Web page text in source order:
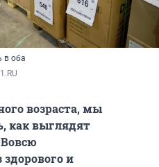
в оба
возраста, мы
как выглядят
здорового и